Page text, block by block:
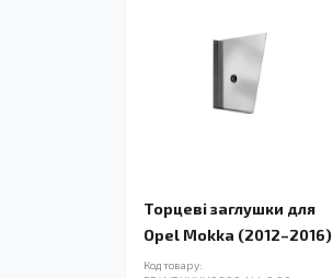
Торцеві заглушки для
Opel Mokka (2012–2016)
Код товару: